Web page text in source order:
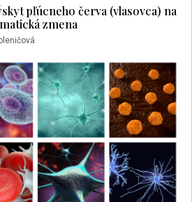
pľúcneho červa (vlasovca) na
zmena